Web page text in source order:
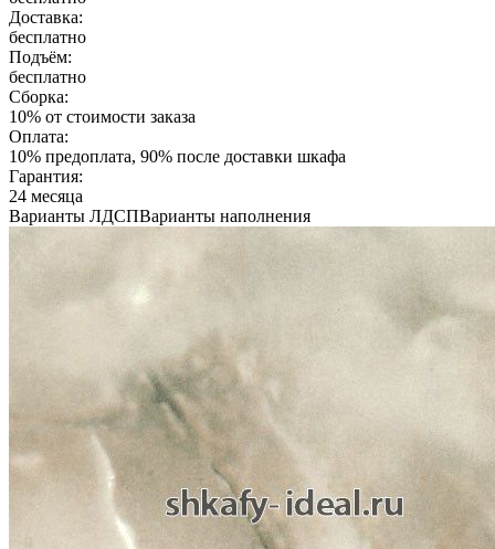
Доставка:
бесплатно
Подъём:
бесплатно
Сборка:
10% от стоимости заказа
Оплата:
10% предоплата, 90% после доставки шкафа
Гарантия:
24 месяца
Варианты ЛДСПВарианты наполнения